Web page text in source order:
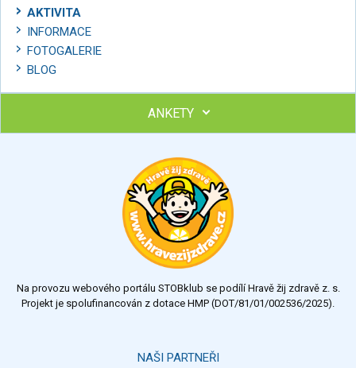
AKTIVITA
INFORMACE
FOTOGALERIE
BLOG
ANKETY
Výsledky Všechny ankety
Na provozu webového portálu STOBklub se podílí Hravě žij zdravě z. s.
Projekt je spolufinancován z dotace HMP (DOT/81/01/002536/2025).
NAŠI PARTNEŘI